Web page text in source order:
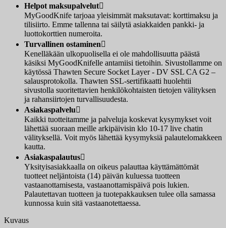
Helpot maksupalvelut
MyGoodKnife tarjoaa yleisimmät maksutavat: korttimaksu ja
tilisiirto. Emme tallenna tai säilytä asiakkaiden pankki- ja
luottokorttien numeroita.
Turvallinen ostaminen
Kenelläkään ulkopuolisella ei ole mahdollisuutta päästä
käsiksi MyGoodKnifelle antamiisi tietoihin. Sivustollamme on
käytössä Thawten Secure Socket Layer - DV SSL CA G2 –
salausprotokolla. Thawten SSL-sertifikaatti huolehtii
sivustolla suoritettavien henkilökohtaisten tietojen välityksen
ja rahansiirtojen turvallisuudesta.
Asiakaspalvelu
Kaikki tuotteitamme ja palveluja koskevat kysymykset voit
lähettää suoraan meille arkipäivisin klo 10-17 live chatin
välityksellä. Voit myös lähettää kysymyksiä palautelomakkeen
kautta.
Asiakaspalautus
Yksityisasiakkaalla on oikeus palauttaa käyttämättömät
tuotteet neljäntoista (14) päivän kuluessa tuotteen
vastaanottamisesta, vastaanottamispäivä pois lukien.
Palautettavan tuotteen ja tuotepakkauksen tulee olla samassa
kunnossa kuin sitä vastaanotettaessa.
Kuvaus